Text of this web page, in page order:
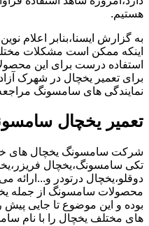
هستیم.
به گزارش ایسنا،بنابر اعلام
اینکه ممکن است مشکلات
استفاده درست برای این
برای تعمیر یخچال در شهرک
نمایندگی های سامسونگ
تعمیر یخچال
شرکت سامسونگ یخچال های خود
تکی سامسونگ،یخچال
دوقلو،یخچال درتودر و...ارائه
محصولات سامسونگ از جمله
بوده و این موضوع تا جایی
های مختلف یخچال را با نام